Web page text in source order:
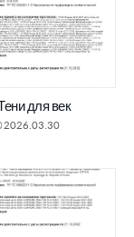
для век
2026.03.30